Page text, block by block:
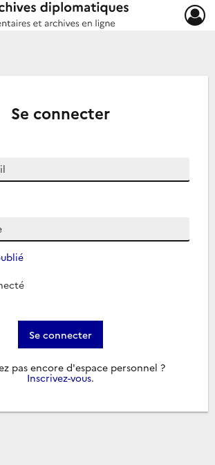
Se connecter
Se connecter
pas encore d'espace personnel ?
Inscrivez-vous.